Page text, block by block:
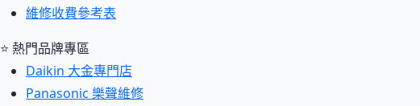
維修收費參考表
⭐ 熱門品牌專區
Daikin 大金專門店
Panasonic 樂聲維修